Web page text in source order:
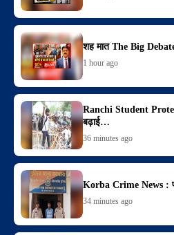
शह मात The Big
1 hour ago
Ranchi Student
बढ़ाई…
36 minutes ago
Korba Crime News :
34 minutes ago